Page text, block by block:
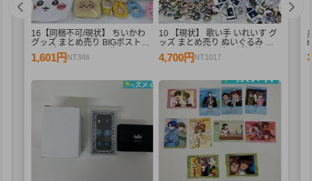
16【同梱不可/現状】 ちいかわ
グッズ まとめ売り BIGボストン
バッグ、ぬいぐるみ 他 / ちいか
わ
1,601円 NT346
10 【現状】 歌い手 いれいす グ
ッズ まとめ売り ぬいぐるみ バ
ッジ・キーホルダー 紙類 他
4,700円 NT1017